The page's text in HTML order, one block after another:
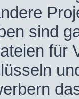
sind
für